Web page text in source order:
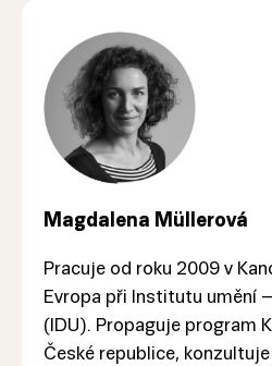
Magdalena Müllerová
Pracuje od roku 2009 v
Evropa při Institutu umění
(IDU). Propaguje program
České republice,